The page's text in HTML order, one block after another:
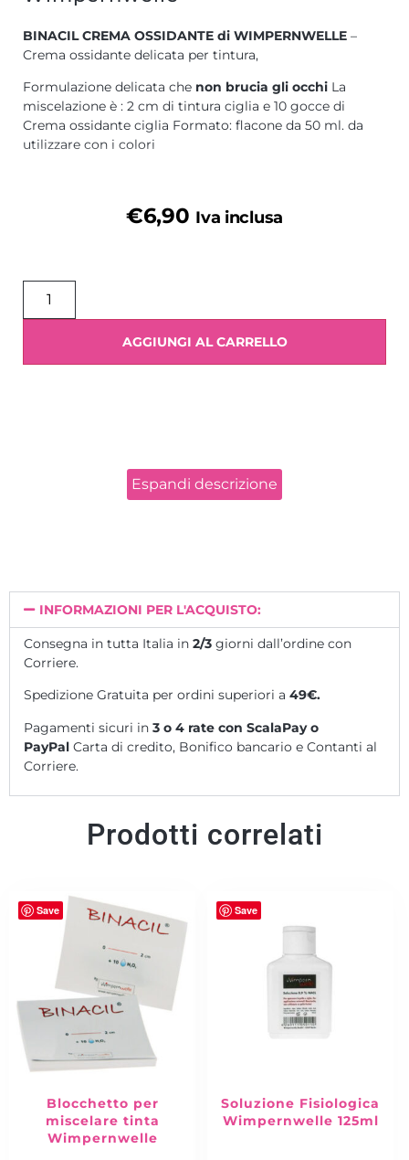
BINACIL CREMA OSSIDANTE di WIMPERNWELLE –
Crema ossidante delicata per tintura,
Formulazione delicata che non brucia gli occhi La
miscelazione è : 2 cm di tintura ciglia e 10 gocce di
Crema ossidante ciglia Formato: flacone da 50 ml. da
utilizzare con i colori
WIMPERNWELLE,Una linea professionale dedicata alle
SEI INTERESSATA AI NOATRI CORSI IN AULA? CLICCA
€6,90 Iva inclusa
AGGIUNGI AL CARRELLO
Espandi descrizione
INFORMAZIONI PER L'ACQUISTO:
Consegna in tutta Italia in 2/3 giorni dall’ordine con
Corriere.
Spedizione Gratuita per ordini superiori a 49€.
Pagamenti sicuri in 3 o 4 rate con ScalaPay o
PayPal Carta di credito, Bonifico bancario e Contanti al
Corriere.
Prodotti correlati
Save
Blocchetto per
miscelare tinta
Wimpernwelle
Save
Soluzione Fisiologica
Wimpernwelle 125ml